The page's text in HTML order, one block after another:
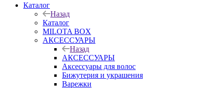
Каталог
Назад
Каталог
MILOTA BOX
АКСЕССУАРЫ
Назад
АКСЕССУАРЫ
Аксессуары для волос
Бижутерия и украшения
Варежки